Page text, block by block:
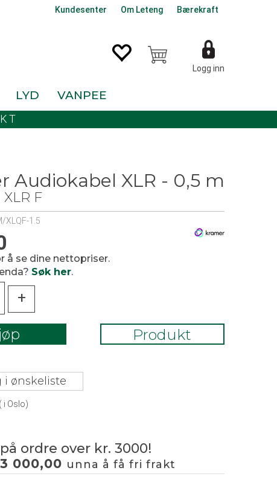
Kundesenter Om Leteng Bærekraft
Logg inn
LYD VANPEE
Audiokabel XLR - 0,5 m
F
XLQF-1.5
å se dine nettopriser.
Søk her.
+
Produkt
i ønskeliste
( i Oslo)
ordre over kr. 3000!
3 000,00 unna å få fri frakt